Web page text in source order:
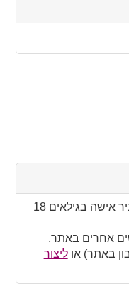
מעיר תל אביב, ישראל רוצה להכיר אישה בגילאים 18
אחרים באתר,
באתר) אוליצור